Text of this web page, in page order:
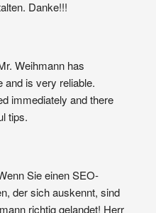
Danke!!!
Weihmann has
and is very reliable.
immediately and there
tips.
Sie einen SEO-
der sich auskennt, sind
richtig gelandet! Herr